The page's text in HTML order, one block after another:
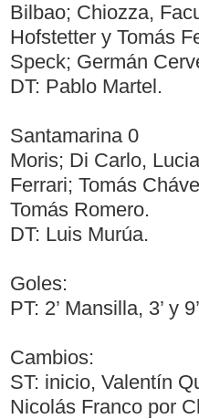
Bilbao; Chiozza,
Hofstetter y Tomás
Speck; Germán
DT: Pablo Martel.
Santamarina 0
Moris; Di Carlo,
Ferrari; Tomás
Tomás Romero.
DT: Luis Murúa.
Goles:
PT: 2’ Mansilla, 3’ y
Cambios:
ST: inicio, Valentín
Nicolás Franco por